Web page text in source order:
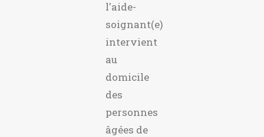
l'aide-
soignant(e)
intervient
au
domicile
des
personnes
âgées de